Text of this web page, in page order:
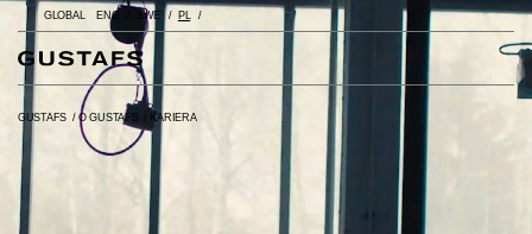
GLOBAL ENG SWE PL
GUSTAFS /O GUSTAFS / KARIERA